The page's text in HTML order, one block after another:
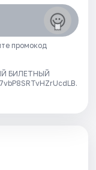
промокод
БИЛЕТНЫЙ